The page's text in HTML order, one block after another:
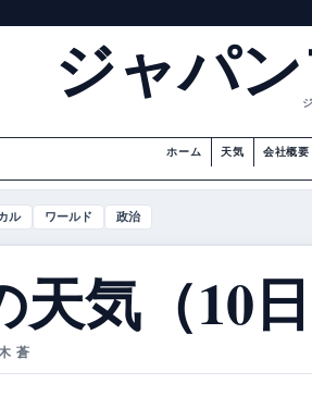
ジャパ
ホーム 天気 会社概要
ル ワールド 政治
気（10日
蒼